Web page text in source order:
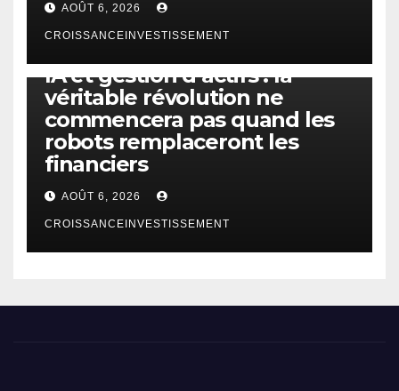
AOÛT 6, 2026
CROISSANCEINVESTISSEMENT
IA et gestion d’actifs : la
véritable révolution ne
commencera pas quand les
robots remplaceront les
financiers
AOÛT 6, 2026
CROISSANCEINVESTISSEMENT